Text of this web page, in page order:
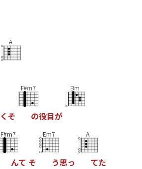
A
く そ
F#m7
の役目が
Bm
F#m7
んて そ
Em7
う思っ
A
てた